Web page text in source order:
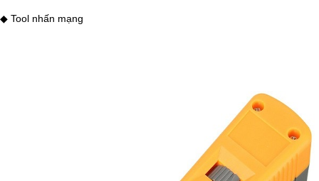
◆ Tool nhấn mạng